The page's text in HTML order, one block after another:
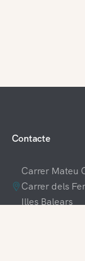
Contacte
Carrer Mateu
Carrer dels
Illes Balears